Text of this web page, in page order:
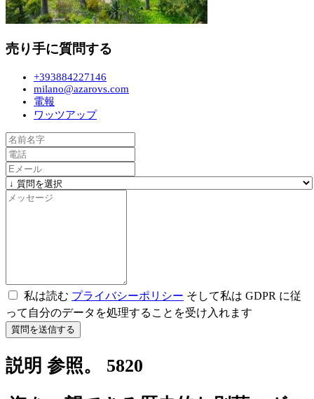
売り手に質問する
+393884227146
milano@azarovs.com
電報
ワッツアップ
私は読む プライバシーポリシー そして私は GDPR に従
って自分のデータを処理することを受け入れます
質問を送信する
説明 参照。 5820